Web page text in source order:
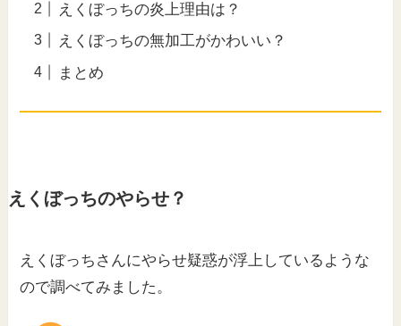
えくぼっちの炎上理由は？
えくぼっちの無加工がかわいい？
まとめ
えくぼっちのやらせ？
えくぼっちさんにやらせ疑惑が浮上しているような
ので調べてみました。